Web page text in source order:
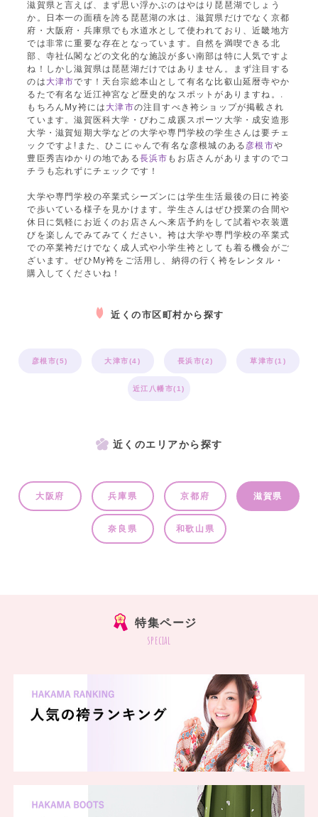
滋賀県と言えば、まず思い浮かぶのはやはり琵琶湖でしょう
か。日本一の面積を誇る琵琶湖の水は、滋賀県だけでなく京都
府・大阪府・兵庫県でも水道水として使われており、近畿地方
では非常に重要な存在となっています。自然を満喫できる北
部、寺社仏閣などの文化的な施設が多い南部は特に人気ですよ
ね！しかし滋賀県は琵琶湖だけではありません。まず注目する
のは 大津市です！天台宗総本山として有名な比叡山延暦寺やか
るたで有名な近江神宮など歴史的なスポットがありますね。.
もちろんMy袴には 大津市の注目すべき袴ショップが掲載され
ています。滋賀医科大学・びわこ成蹊スポーツ大学・成安造形
大学・滋賀短期大学などの大学や専門学校の学生さんは要チェ
ックですよ!また、ひこにゃんで有名な彦根城のある 彦根市や
豊臣秀吉ゆかりの地である長浜市 もお店さんがありますのでコ
チラも忘れずにチェックです！
大学や専門学校の卒業式シーズンには学生生活最後の日に袴姿
で歩いている様子を見かけます。学生さんはぜひ授業の合間や
休日に気軽にお近くのお店さんへ来店予約をして試着や衣装選
びを楽しんでみてみてください。袴は大学や専門学校の卒業式
での卒業袴だけでなく成人式や小学生袴としても着る機会がご
ざいます。ぜひMy袴をご活用し、納得の行く袴をレンタル・
購入してくださいね！
近くの市区町村から探す
彦根市(5) 大津市(4) 長浜市(2) 草津市(1)
近江八幡市(1)
近くのエリアから探す
大阪府 兵庫県 京都府 滋賀県
奈良県 和歌山県
特集ページ
special